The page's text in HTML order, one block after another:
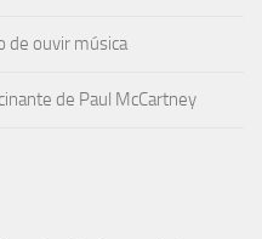
de ouvir música
de Paul McCartney